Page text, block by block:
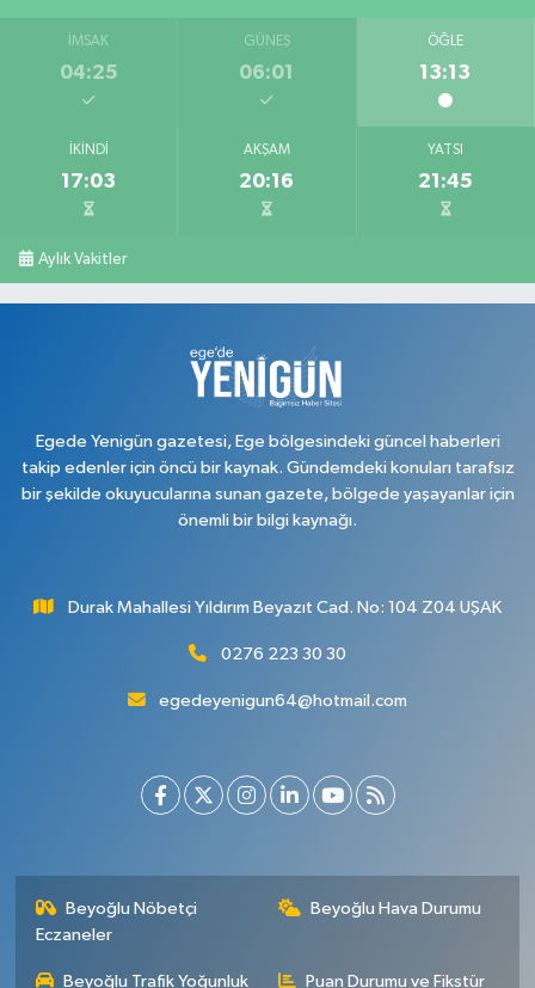
İMSAK
04:25
GÜNEŞ
06:01
ÖĞLE
13:13
İKINDI
17:03
AKŞAM
20:16
YATSI
21:45
Aylık Vakitler
Egede Yenigün gazetesi, Ege bölgesindeki güncel haberleri
takip edenler için öncü bir kaynak. Gündemdeki konuları tarafsız
bir şekilde okuyucularına sunan gazete, bölgede yaşayanlar için
önemli bir bilgi kaynağı.
Durak Mahallesi Yıldırım Beyazıt Cad. No: 104 Z04 UŞAK
0276 223 30 30
egedeyenigun64@hotmail.com
Beyoğlu Nöbetçi
Eczaneler
Beyoğlu Hava Durumu
Beyoğlu Trafik Yoğunluk Puan Durumu ve Fikstür